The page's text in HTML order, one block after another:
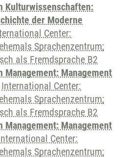
Kulturwissenschaften:
der Moderne
Center:
Sprachenzentrum;
als Fremdsprache B2
Management: Management
International Center:
Sprachenzentrum;
als Fremdsprache B2
Management: Management
Center:
Sprachenzentrum;